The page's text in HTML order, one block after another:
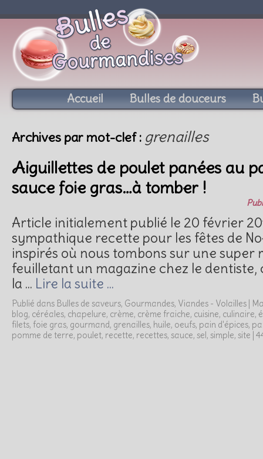
Accueil Bulles de douceurs
Archives par mot-clef : grenailles
Aiguillettes de poulet panées au
sauce foie gras…à tomber !
Article initialement publié le 20 février
sympathique recette pour les fêtes de
inspirés où nous tombons sur une super
feuilletant un magazine chez le dentiste,
la … Lire la suite …
Publié dans Bulles de saveurs, Gourmandes, Viandes - Volailles
blog, céréales, chapelure, crème, crème fraiche, cuisine, culinaire,
filets, foie gras, gourmand, grenailles, huile, oeufs, pain d'épices,
pomme de terre, poulet, recette, recettes, sauce, sel , simple, site